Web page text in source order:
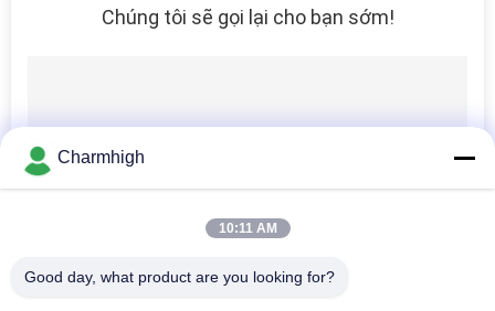
Chúng tôi sẽ gọi lại cho bạn sớm!
Charmhigh
10:11 AM
Good day, what product are you looking for?